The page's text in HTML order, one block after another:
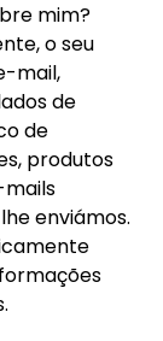
mim?
o seu
mail,
de
de
produtos
enviámos.